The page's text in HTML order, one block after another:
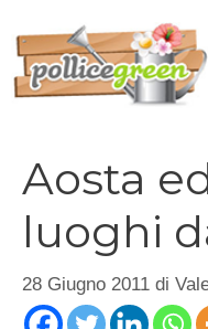
contenuto
Aosta
luoghi
28 Giugno 2011 di